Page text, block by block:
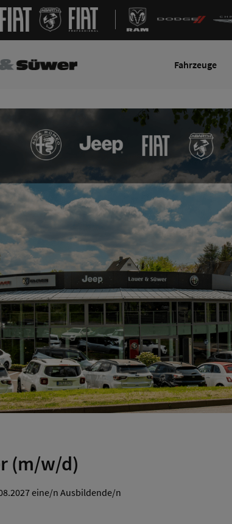
Fahrzeuge
(m/w/d)
eine/n Ausbildende/n